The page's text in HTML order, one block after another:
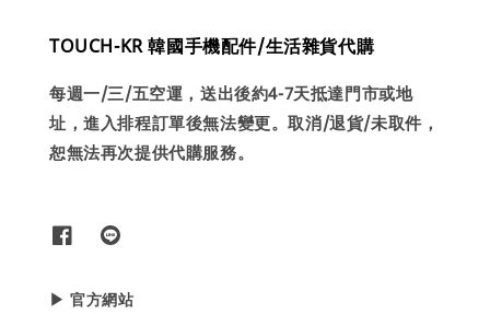
TOUCH-KR 韓國手機配件/生活雜貨代購
每週一/三/五空運，送出後約4-7天抵達門市或地
址，進入排程訂單後無法變更。取消/退貨/未取件，
恕無法再次提供代購服務。
▶ 官方網站